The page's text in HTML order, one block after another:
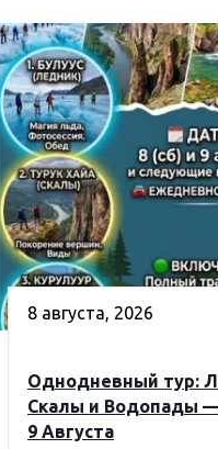
8 августа, 2026
Однодневный тур:
Скалы и Водопады
9 Августа